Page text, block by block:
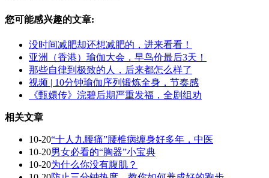
您可能感兴趣的文章:
没时间减肥却还想减肥的，进来看看！
亚洲（香港）瑜伽大会，早鸟价最后3天！
那些自律到极致的人，后来都怎么样了
视频 | 10分钟瑜伽序列锻炼全身，节奏感
《甄嬛传》浣碧后期严重发福，全剧组劝
相关文章
10-20“十人九腰痛”腰椎病缠身好多年，中医
10-20男女必看的“胸器”小宝典
10-20为什么你没有腹肌？